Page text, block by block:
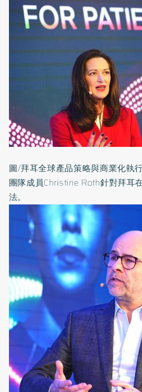
圖/拜耳全球產品策略與商業化執
團隊成員Christine Roth針對拜耳
法。